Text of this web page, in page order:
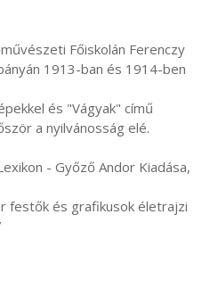
1913-ban és 1914-ben
a nyilvánosság elé.